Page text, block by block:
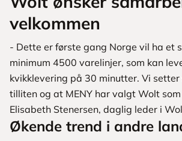
velkommen
- Dette er første gang Norge vil ha et
minimum 4500 varelinjer, som kan
kvikklevering på 30 minutter. Vi
tilliten og at MENY har valgt Wolt
Elisabeth Stenersen, daglig leder i
Økende trend i andre